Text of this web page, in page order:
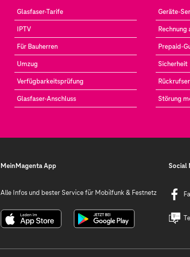
Glasfaser-Tarife
IPTV
Für Bauherren
Umzug
Verfügbarkeitsprüfung
Glasfaser-Anschluss
Geräte-
Rechnung
Prepaid-
Sicherheit
Störung
MeinMagenta App
Alle Infos und bester Service für Mobilfunk & Festnetz
Social